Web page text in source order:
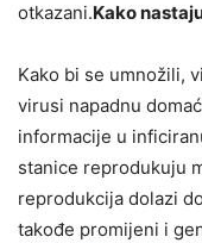
otkazani.Kako
Kako bi se umnožili,
virusi napadnu
informacije u
stanice reprodukuju
reprodukcija dolazi
takođe promijeni i